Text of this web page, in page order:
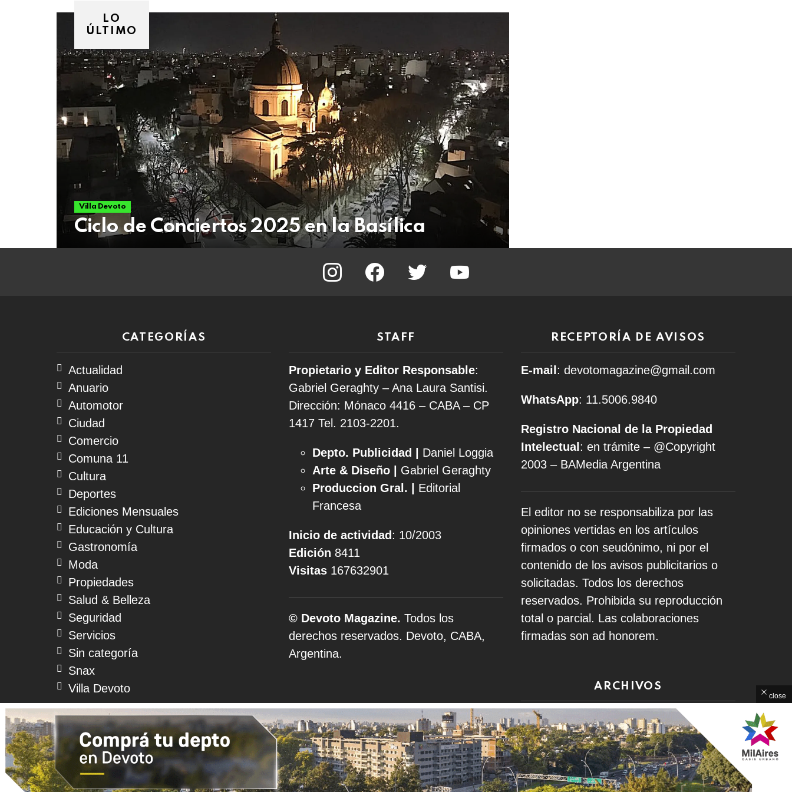
LO
ÚLTIMO
Villa Devoto
Ciclo de Conciertos 2025 en la Basílica
instagram facebook twitter
CATEGORÍAS
Actualidad
Anuario
Automotor
Ciudad
Comercio
Comuna 11
Cultura
Deportes
Ediciones Mensuales
Educación y Cultura
Gastronomía
Moda
Propiedades
Salud & Belleza
Seguridad
Servicios
Sin categoría
Snax
Villa Devoto
STAFF
Propietario y Editor Responsable:
Gabriel Geraghty – Ana Laura Santisi.
Dirección: Mónaco 4416 – CABA – CP
1417 Tel. 2103-2201.
Depto. Publicidad |
Daniel Loggia
Arte & Diseño | Gabriel Geraghty
Produccion Gral. |
Editorial
Francesa
Inicio de actividad : 10/2003
Edición 8411
Visitas 167632901
© Devoto Magazine. Todos los
derechos reservados. Devoto, CABA,
Argentina.
RECEPTORÍA DE AVISOS
E-mail : devotomagazine@gmail.com
WhatsApp: 11.5006.9840
Registro Nacional de la Propiedad
Intelectual : en trámite – @Copyright
2003 – BAMedia Argentina
El editor no se responsabiliza por las
opiniones vertidas en los artículos
firmados o con seudónimo, ni por el
contenido de los avisos publicitarios o
solicitadas. Todos los derechos
reservados. Prohibida su reproducción
total o parcial. Las colaboraciones
firmadas son ad honorem.
ARCHIVOS
Archivos
© 2026 Devoto Magazine Home Contacto Política de Privacidad
2026
close